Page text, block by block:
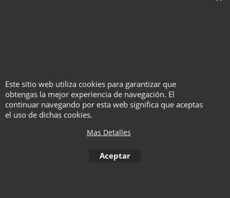
To create online store ShopFactory eCommerce software was used.
Este sitio web utiliza cookies para garantizar que
obtengas la mejor experiencia de navegación. El
continuar navegando por esta web significa que aceptas
el uso de dichas cookies.
Mas Detalles
Aceptar